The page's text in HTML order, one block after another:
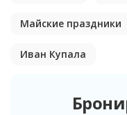
Майские праздники
Иван Купала